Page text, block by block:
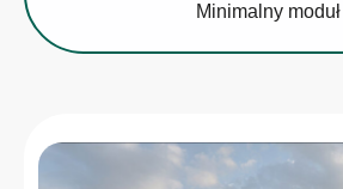
Minimalny moduł